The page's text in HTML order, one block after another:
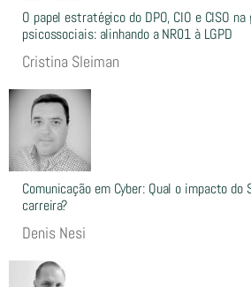
O papel estratégico do DPO, CIO e CISO
psicossociais: alinhando a NR01 à LGPD
Cristina Sleiman
Comunicação em Cyber: Qual o impacto
carreira?
Denis Nesi